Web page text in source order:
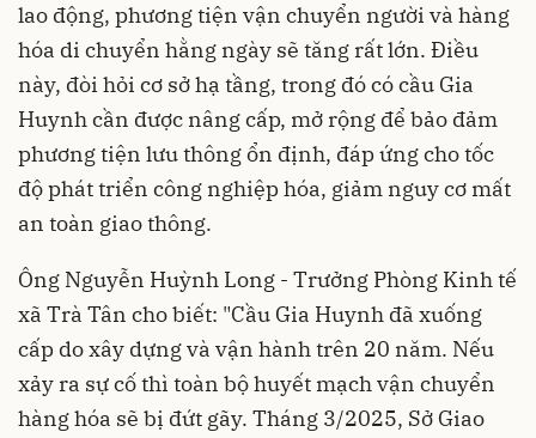
lao động, phương tiện vận chuyển người và hàng
hóa di chuyển hằng ngày sẽ tăng rất lớn. Điều
này, đòi hỏi cơ sở hạ tầng, trong đó có cầu Gia
Huynh cần được nâng cấp, mở rộng để bảo đảm
phương tiện lưu thông ổn định, đáp ứng cho tốc
độ phát triển công nghiệp hóa, giảm nguy cơ mất
an toàn giao thông.
Ông Nguyễn Huỳnh Long - Trưởng Phòng Kinh tế
xã Trà Tân cho biết: "Cầu Gia Huynh đã xuống
cấp do xây dựng và vận hành trên 20 năm. Nếu
xảy ra sự cố thì toàn bộ huyết mạch vận chuyển
hàng hóa sẽ bị đứt gãy. Tháng 3/2025, Sở Giao